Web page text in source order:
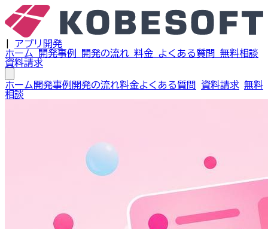
アプリ開発
ホーム
開発事例 開発の流れ 料金 よくある質問 無料相談
資料請求
ホーム 開発事例 開発の流れ料金よくある質問 資料請求 無料
相談